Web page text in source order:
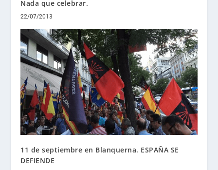
Nada que celebrar.
22/07/2013
11 de septiembre en Blanquerna. ESPAÑA SE
DEFIENDE